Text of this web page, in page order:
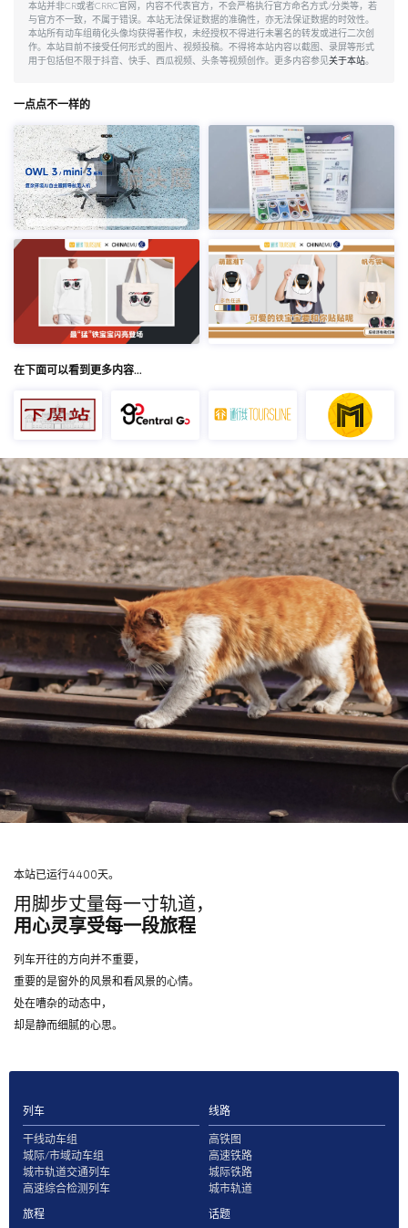
本站并非CR或者CRRC官网，内容不代表官方，不会严格执行官方命名方式/分类等，若
与官方不一致，不属于错误。本站无法保证数据的准确性，亦无法保证数据的时效性。
本站所有动车组萌化头像均获得著作权，未经授权不得进行未署名的转发或进行二次创
作。本站目前不接受任何形式的图片、视频投稿。不得将本站内容以截图、录屏等形式
用于包括但不限于抖音、快手、西瓜视频、头条等视频创作。更多内容参见关于本站。
一点点不一样的
在下面可以看到更多内容…
本站已运行4400天。
用脚步丈量每一寸轨道，
用心灵享受每一段旅程
列车开往的方向并不重要，
重要的是窗外的风景和看风景的心情。
处在嘈杂的动态中，
却是静而细腻的心思。
列车
干线动车组
城际/市域动车组
城市轨道交通列车
高速综合检测列车
线路
高铁图
高速铁路
城际铁路
城市轨道
旅程
话题